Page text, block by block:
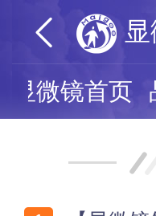
显微镜首页